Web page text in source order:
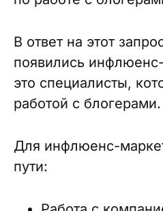
В ответ на этот
появились
это специалисты,
работой с блогерами.
Для инфлюенс-
пути: